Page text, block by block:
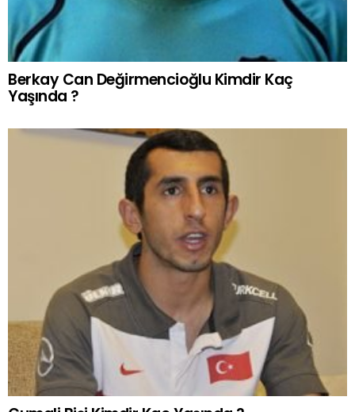
Berkay Can Değirmencioğlu Kimdir Kaç
Yaşında ?